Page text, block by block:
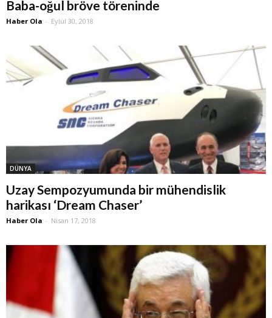
Baba-oğul bröve töreninde
Haber Ola - Eylül 30, 2018
DÜNYA
Uzay Sempozyumunda bir mühendislik
harikası ‘Dream Chaser’
Haber Ola - Nisan 17, 2018